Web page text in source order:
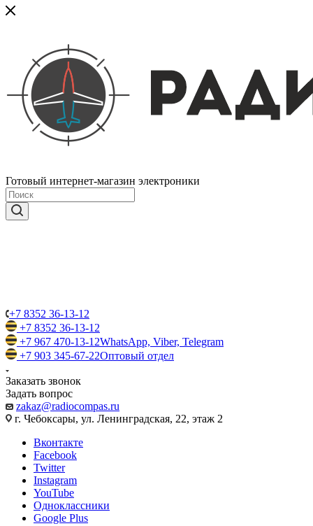
Готовый интернет-магазин электроники
+7 8352 36-13-12
+7 8352 36-13-12
+7 967 470-13-12WhatsApp, Viber, Telegram
+7 903 345-67-22Оптовый отдел
Заказать звонок
Задать вопрос
zakaz@radiocompas.ru
г. Чебоксары, ул. Ленинградская, 22, этаж 2
Вконтакте
Facebook
Twitter
Instagram
YouTube
Одноклассники
Google Plus